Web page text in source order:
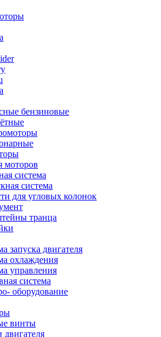
бензиновые
моторов
система
система
для угловых колонок
транца
запуска двигателя
охлаждения
управления
система
оборудование
винты
двигателя